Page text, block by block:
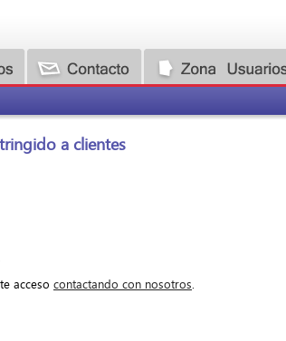
a clientes
acceso contactando con nosotros